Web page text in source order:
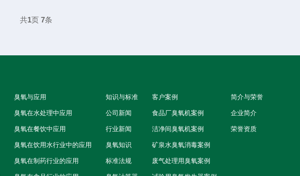
共1页 7条
臭氧与应用
臭氧在水处理中应用
臭氧在餐饮中应用
臭氧在饮用水行业中的应用
臭氧在制药行业的应用
知识与标准
公司新闻
行业新闻
臭氧知识
标准法规
客户案例
食品厂臭氧机案例
洁净间臭氧机案例
矿泉水臭氧消毒案例
废气处理用臭氧案例
简介与荣誉
企业简介
荣誉资质